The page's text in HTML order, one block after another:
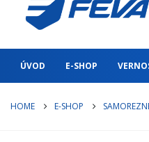
ÚVOD E-SHOP
HOME E-SHOP